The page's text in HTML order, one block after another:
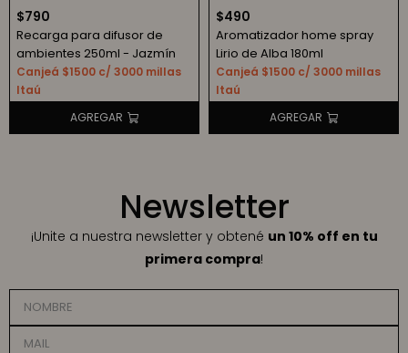
$790
Recarga para difusor de
ambientes 250ml - Jazmín
Canjeá $1500 c/ 3000 millas
Itaú
$490
Aromatizador home spray
Lirio de Alba 180ml
Canjeá $1500 c/ 3000 millas
Itaú
Newsletter
¡Unite a nuestra newsletter y obtené un 10% off en tu
primera compra!